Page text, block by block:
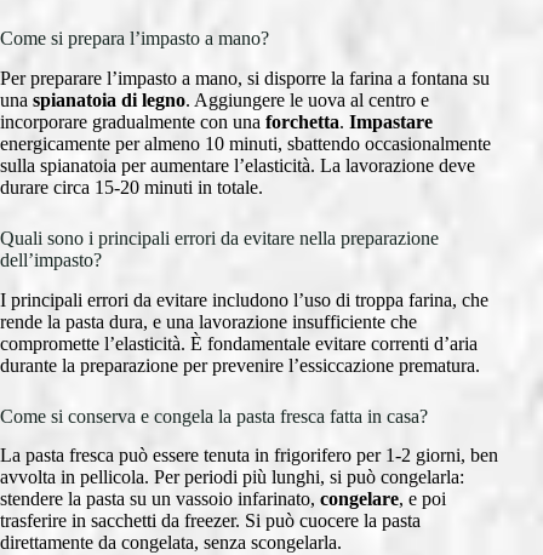
Come si prepara l’impasto a mano?
Per preparare l’impasto a mano, si disporre la farina a fontana su
una spianatoia di legno. Aggiungere le uova al centro e
incorporare gradualmente con una forchetta. Impastare
energicamente per almeno 10 minuti, sbattendo occasionalmente
sulla spianatoia per aumentare l’elasticità. La lavorazione deve
durare circa 15-20 minuti in totale.
Quali sono i principali errori da evitare nella preparazione
dell’impasto?
I principali errori da evitare includono l’uso di troppa farina, che
rende la pasta dura, e una lavorazione insufficiente che
compromette l’elasticità. È fondamentale evitare correnti d’aria
durante la preparazione per prevenire l’essiccazione prematura.
Come si conserva e congela la pasta fresca fatta in casa?
La pasta fresca può essere tenuta in frigorifero per 1-2 giorni, ben
avvolta in pellicola. Per periodi più lunghi, si può congelarla:
stendere la pasta su un vassoio infarinato, congelare, e poi
trasferire in sacchetti da freezer. Si può cuocere la pasta
direttamente da congelata, senza scongelarla.